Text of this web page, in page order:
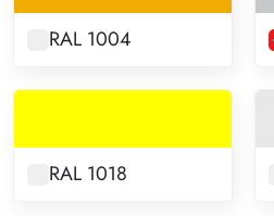
RAL 1004
RAL 1018